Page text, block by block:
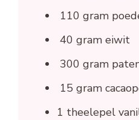
110 gram
40 gram eiwit
300 gram
15 gram
1 theelepel